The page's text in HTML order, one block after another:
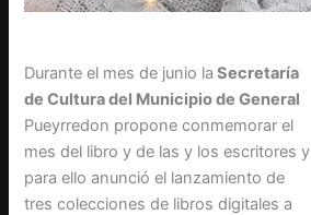
Durante el mes de junio la Secretaría
de Cultura del Municipio de General
Pueyrredon propone conmemorar el
mes del libro y de las y los escritores y
para ello anunció el lanzamiento de
tres colecciones de libros digitales a